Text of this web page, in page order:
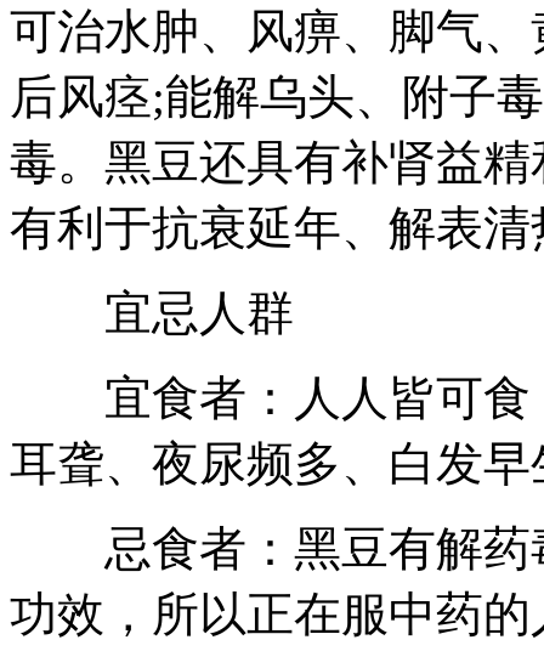
可治水肿、风痹、脚气
后风痉;能解乌头、附子
毒。黑豆还具有补肾益
有利于抗衰延年、解表
宜忌人群
宜食者：人人皆可食
耳聋、夜尿频多、白发
忌食者：黑豆有解药
功效，所以正在服中药